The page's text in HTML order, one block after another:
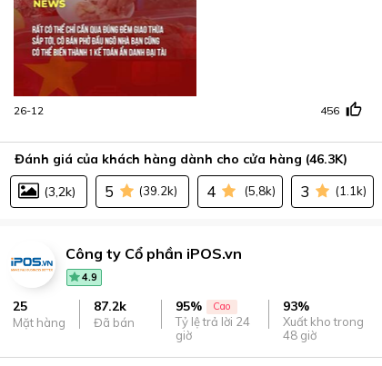
26-12 456
Đánh giá của khách hàng dành cho cửa hàng (46.3K)
(5,8k)
4
(39.2k)
5
(3,2k) (1.1k)
3
Công ty Cổ phần iPOS.vn
Mặt hàng
25
Đã bán
87.2k
Tỷ lệ trả lời 24
giờ
95%
Xuất kho trong
48 giờ
93%
Cao
4.9